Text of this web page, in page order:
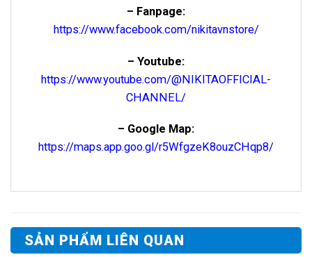
– Fanpage:
https://www.facebook.com/nikitavnstore/
– Youtube:
https://www.youtube.com/@NIKITAOFFICIAL-
CHANNEL/
– Google Map:
https://maps.app.goo.gl/r5WfgzeK8ouzCHqp8/
SẢN PHẨM LIÊN QUAN